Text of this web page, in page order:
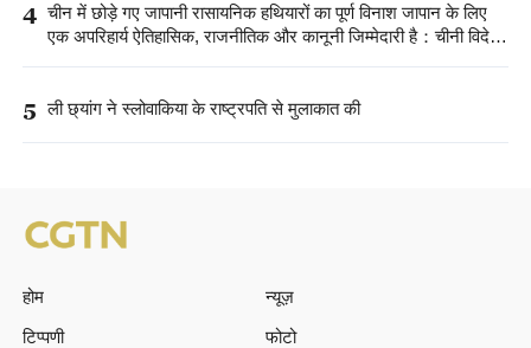
4 चीन में छोड़े गए जापानी रासायनिक हथियारों का पूर्ण विनाश जापान के लिए
एक अपरिहार्य ऐतिहासिक, राजनीतिक और कानूनी जिम्मेदारी है：चीनी विदेश
5 ली छ्यांग ने स्लोवाकिया के राष्ट्रपति से मुलाकात की
होम
न्यूज़
टिप्पणी
फोटो